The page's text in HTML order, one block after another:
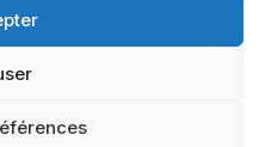
|
par Chameleon Ideas